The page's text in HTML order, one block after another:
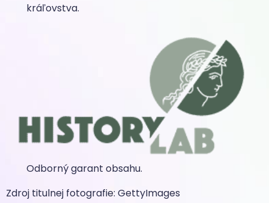
kráľovstva.
Odborný garant obsahu.
Zdroj titulnej fotografie: GettyImages